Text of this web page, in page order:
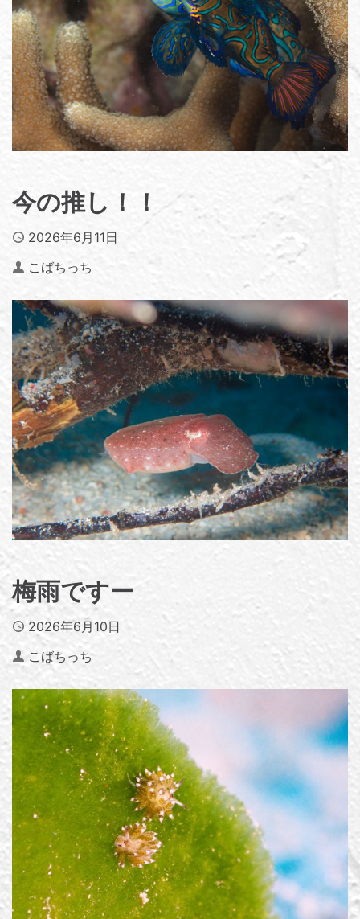
今の推し！！
Published
2026年6月11日
Author
こばちっち
梅雨ですー
Published
2026年6月10日
Author
こばちっち